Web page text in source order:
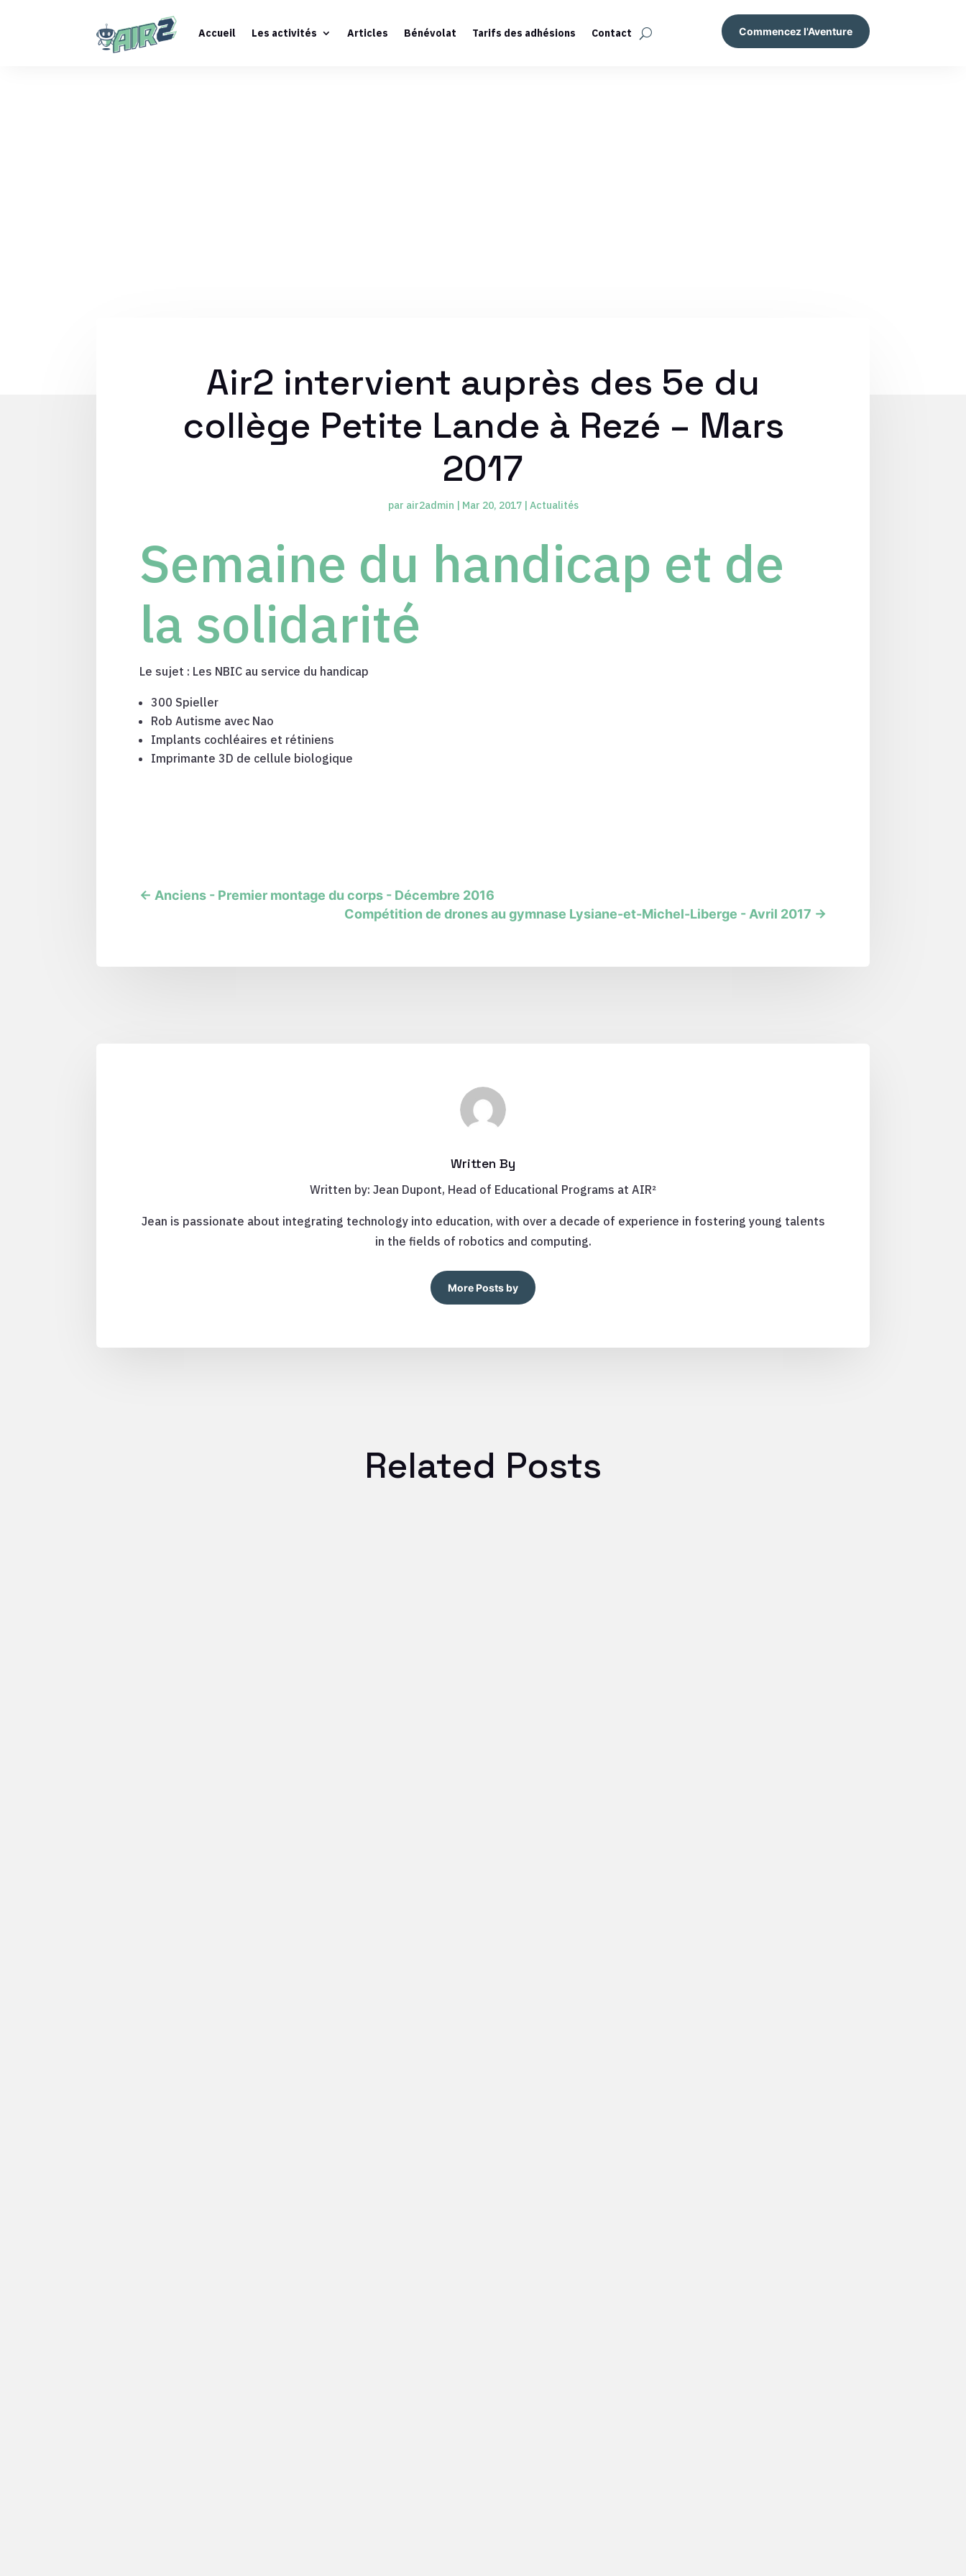
Accueil Les activités Articles Bénévolat Tarifs des adhésions Contact Commencez l'Aventure
Air2 intervient auprès des 5e du
collège Petite Lande à Rezé – Mars
2017
par air2admin Mar 20, 2017| Actualités
Semaine du handicap et de
la solidarité
Le sujet : Les NBIC au service du handicap
300 Spieller
Rob Autisme avec Nao
Implants cochléaires et rétiniens
Imprimante 3D de cellule biologique
← Anciens - Premier montage du corps - Décembre 2016
Compétition de drones au gymnase Lysiane-et-Michel-Liberge - Avril 2017 →
Written By
Written by: Jean Dupont, Head of Educational Programs at AIR²
Jean is passionate about integrating technology into education, with over a decade of experience in fostering young talents
in the fields of robotics and computing.
More Posts by
Related Posts